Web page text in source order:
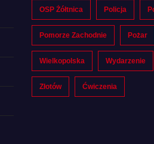
OSP Żółtnica Policja
Pomorze Zachodnie Pożar
Wielkopolska Wydarzenie
Złotów Ćwiczenia